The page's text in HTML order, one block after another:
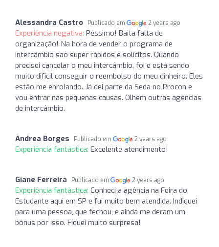
Alessandra Castro Publicado em 2 years ago
Experiência negativa: Péssimo! Baita falta de
organização! Na hora de vender o programa de
intercâmbio são super rápidos e solícitos. Quando
precisei cancelar o meu intercâmbio, foi e está sendo
muito difícil conseguir o reembolso do meu dinheiro. Eles
estão me enrolando. Já dei parte da Seda no Procon e
vou entrar nas pequenas causas. Olhem outras agências
de intercâmbio.
Andrea Borges Publicado em 2 years ago
Experiência fantástica: Excelente atendimento!
Giane Ferreira Publicado em 2 years ago
Experiência fantástica: Conheci a agência na Feira do
Estudante aqui em SP e fui muito bem atendida. Indiquei
para uma pessoa, que fechou, e ainda me deram um
bônus por isso. Fiquei muito surpresa!